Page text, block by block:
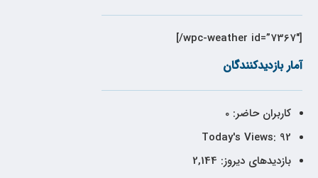
[wpc-weather id=”7367″/]
آمار بازدیدکنندگان
کاربران حاضر:0
Today's Views: 92
بازدیدهای دیروز: 2,144